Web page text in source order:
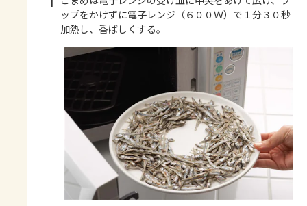
ップをかけずに電子レンジ（６００Ｗ）で１分３０秒
加熱し、香ばしくする。